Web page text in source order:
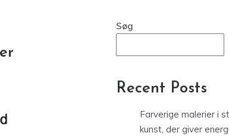
Søg
Recent Posts
Farverige malerier i
kunst, der giver